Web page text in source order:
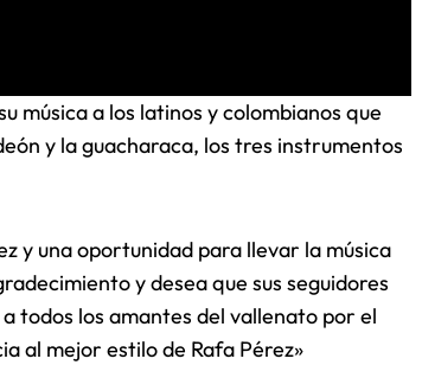
música a los latinos y colombianos que
y la guacharaca, los tres instrumentos
y una oportunidad para llevar la música
y desea que sus seguidores
todos los amantes del vallenato por el
al mejor estilo de Rafa Pérez»